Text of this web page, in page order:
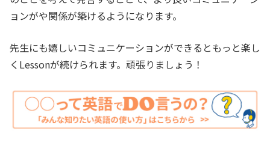
ョンがや関係が築けるようになります。
先生にも嬉しいコミュニケーションができるともっと楽し
くLessonが続けられます。頑張りましょう！